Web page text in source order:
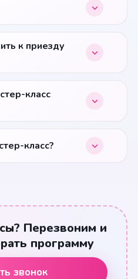
к приезду
класс
класс?
Перезвоним и
программу
звонок